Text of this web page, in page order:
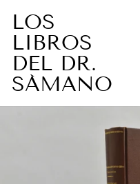
directamente
contenido
LOS
LIBROS
DEL DR.
SÁMANO